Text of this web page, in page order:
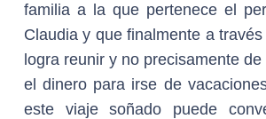
familia a la que pertenece el
Claudia y que finalmente a
logra reunir y no precisamente
el dinero para irse de
este viaje soñado puede